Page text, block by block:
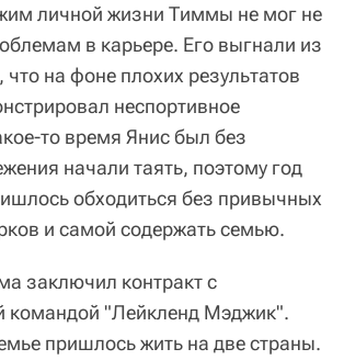
личной жизни Тиммы не мог не
в карьере. Его выгнали из
на фоне плохих результатов
неспортивное
то время Янис был без
начали таять, поэтому год
обходиться без привычных
и самой содержать семью.
заключил контракт с
командой "Лейкленд Мэджик".
пришлось жить на две страны.